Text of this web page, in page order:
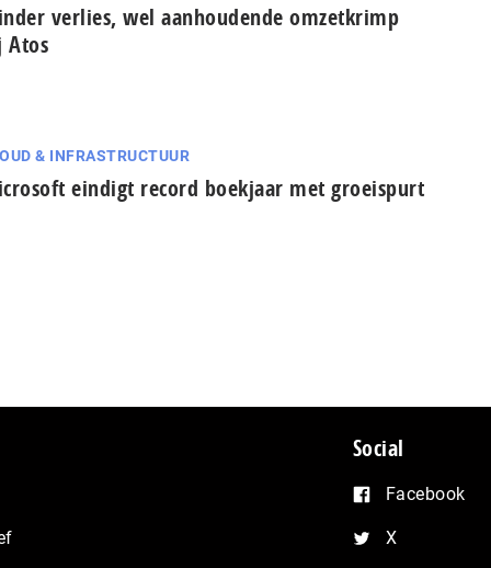
verlies, wel aanhoudende omzetkrimp
Atos
& INFRASTRUCTUUR
eindigt record boekjaar met groeispurt
Social
Facebook
X